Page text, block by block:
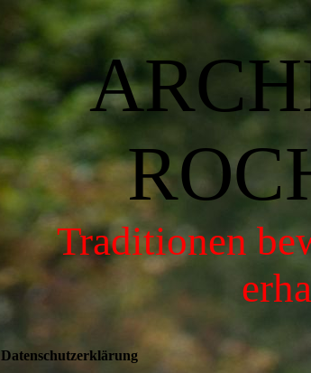
Traditionen
Datenschutzerklärung